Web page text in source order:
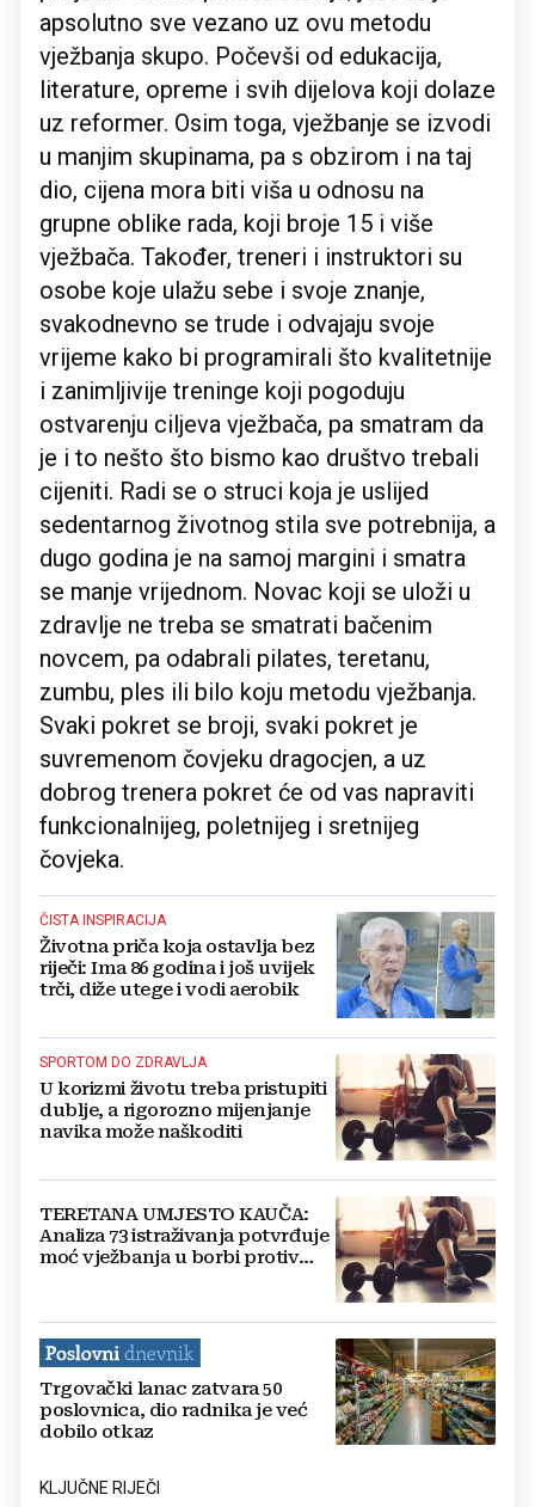
apsolutno sve vezano uz ovu metodu
vježbanja skupo. Počevši od edukacija,
literature, opreme i svih dijelova koji dolaze
uz reformer. Osim toga, vježbanje se izvodi
u manjim skupinama, pa s obzirom i na taj
dio, cijena mora biti viša u odnosu na
grupne oblike rada, koji broje 15 i više
vježbača. Također, treneri i instruktori su
osobe koje ulažu sebe i svoje znanje,
svakodnevno se trude i odvajaju svoje
vrijeme kako bi programirali što kvalitetnije
i zanimljivije treninge koji pogoduju
ostvarenju ciljeva vježbača, pa smatram da
je i to nešto što bismo kao društvo trebali
cijeniti. Radi se o struci koja je uslijed
sedentarnog životnog stila sve potrebnija, a
dugo godina je na samoj margini i smatra
se manje vrijednom. Novac koji se uloži u
zdravlje ne treba se smatrati bačenim
novcem, pa odabrali pilates, teretanu,
zumbu, ples ili bilo koju metodu vježbanja.
Svaki pokret se broji, svaki pokret je
suvremenom čovjeku dragocjen, a uz
dobrog trenera pokret će od vas napraviti
funkcionalnijeg, poletnijeg i sretnijeg
čovjeka.
ČISTA INSPIRACIJA
Životna priča koja ostavlja bez
riječi: Ima 86 godina i još uvijek
trči, diže utege i vodi aerobik
SPORTOM DO ZDRAVLJA
U korizmi životu treba pristupiti
dublje, a rigorozno mijenjanje
navika može naškoditi
TERETANA UMJESTO KAUČA:
Analiza 73 istraživanja potvrđuje
moć vježbanja u borbi protiv
Trgovački lanac zatvara 50
poslovnica, dio radnika je već
dobilo otkaz
KLJUČNE RIJEČI